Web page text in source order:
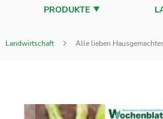
PRODUKTE
Landwirtschaft Alle lieben Hausgemachtes